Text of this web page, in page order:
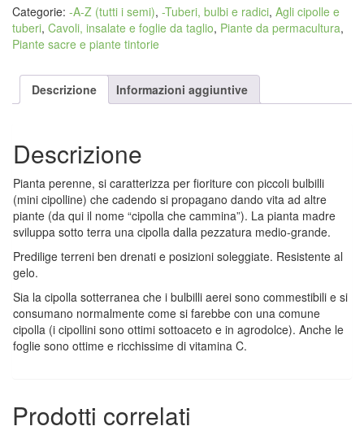
Categorie: -A-Z (tutti i semi), -Tuberi, bulbi e radici, Agli cipolle e
tuberi, Cavoli, insalate e foglie da taglio, Piante da permacultura,
Piante sacre e piante tintorie
Descrizione Informazioni aggiuntive
Descrizione
Pianta perenne, si caratterizza per fioriture con piccoli bulbilli
(mini cipolline) che cadendo si propagano dando vita ad altre
piante (da qui il nome “cipolla che cammina”). La pianta madre
sviluppa sotto terra una cipolla dalla pezzatura medio-grande.
Predilige terreni ben drenati e posizioni soleggiate. Resistente al
gelo.
Sia la cipolla sotterranea che i bulbilli aerei sono commestibili e si
consumano normalmente come si farebbe con una comune
cipolla (i cipollini sono ottimi sottoaceto e in agrodolce). Anche le
foglie sono ottime e ricchissime di vitamina C.
Prodotti correlati